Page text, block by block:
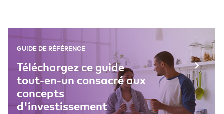
GUIDE DE RÉFÉRENCE
Téléchargez ce guide
tout-en-un consacré aux
concepts
d'investissement